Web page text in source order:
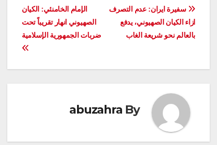
تصفّح
المقالات
الإمام الخامنئي: الكيان
الصهيوني انهار تقريباً تحت
ضربات الجمهورية الإسلامية
سفيرة ايران: عدم التصرف
ازاء الكيان الصهيوني، يدفع
بالعالم نحو شريعة الغاب
By
abuzahra